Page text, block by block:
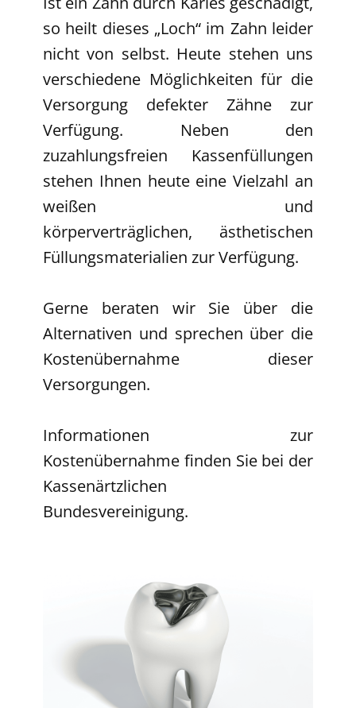
so heilt dieses „Loch“ im Zahn leider
nicht von selbst. Heute stehen uns
verschiedene Möglichkeiten für die
Versorgung defekter Zähne zur
Verfügung. Neben den
zuzahlungsfreien Kassenfüllungen
stehen Ihnen heute eine Vielzahl an
weißen und
körperverträglichen, ästhetischen
Füllungsmaterialien zur Verfügung.
Gerne beraten wir Sie über die
Alternativen und sprechen über die
Kostenübernahme dieser
Versorgungen.
Informationen zur
Kostenübernahme finden Sie bei der
Kassenärtzlichen
Bundesvereinigung.